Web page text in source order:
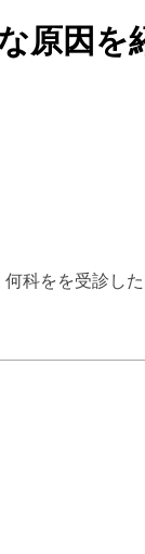
原因を
科をを受診